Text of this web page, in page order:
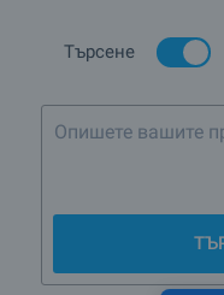
голяма градина (1000 -
Повечето от къщите,
Търсене
Опишете вашите